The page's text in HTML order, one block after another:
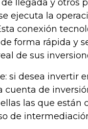
llegada y otros
ejecuta la
conexión
forma rápida y
de sus
si desea invertir
cuenta de
las que están
de